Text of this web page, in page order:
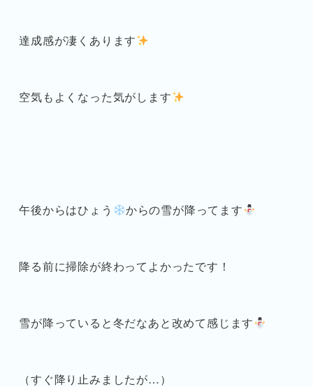
達成感が凄くあります
空気もよくなった気がします
午後からはひょう からの雪が降ってます
降る前に掃除が終わってよかったです！
雪が降っていると冬だなあと改めて感じます
（すぐ降り止みましたが…）